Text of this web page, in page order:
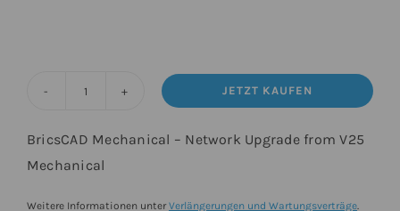
Community
von
JETZT KAUFEN
BricsCAD Mechanical – Network Upgrade from V25
Mechanical
Weitere Informationen unterVerlängerungen und Wartungsverträge.